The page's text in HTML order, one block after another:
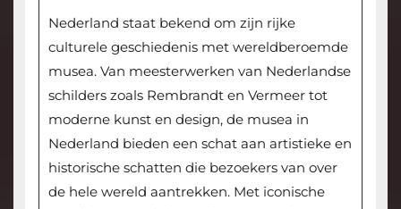
Nederland staat bekend om zijn rijke
culturele geschiedenis met wereldberoemde
musea. Van meesterwerken van Nederlandse
schilders zoals Rembrandt en Vermeer tot
moderne kunst en design, de musea in
Nederland bieden een schat aan artistieke en
historische schatten die bezoekers van over
de hele wereld aantrekken. Met iconische